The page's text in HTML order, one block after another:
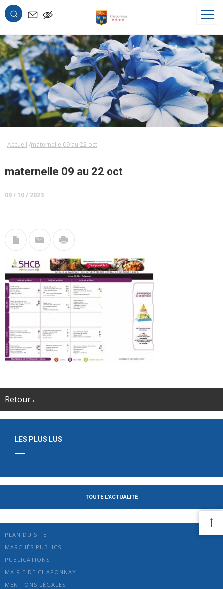
OK
Accueil maternelle 09 au 22 oct
maternelle 09 au 22 oct
09 / 10 / 2023
Retour
LES PLUS LUS
TOUTE L'ACTUALITÉ
PLAN DU SITE
MARCHÉS PUBLICS
PUBLICATIONS
MAIRIE DE CHAPONNAY
MENTIONS LÉGALES